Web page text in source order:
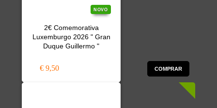
NOVO
2€ Comemorativa
Luxemburgo 2026 " Gran
Duque Guillermo "
€ 9,50 COMPRAR